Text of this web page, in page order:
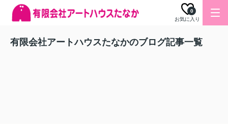
お気に入り
0
有限会社アートハウスたなかのブログ記事一覧